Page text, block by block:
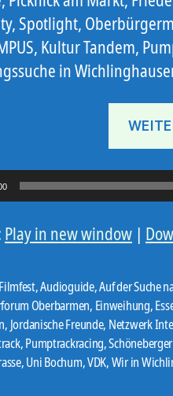
Spotlight,
Kultur Tandem,
in
Play in new window |
,Audioguide,Auf der Suche
Oberbarmen, Einweihung,
, Jordanische Freunde, Netzwerk
,Pumptrackracing,
,Uni Bochum,VDK,Wir in